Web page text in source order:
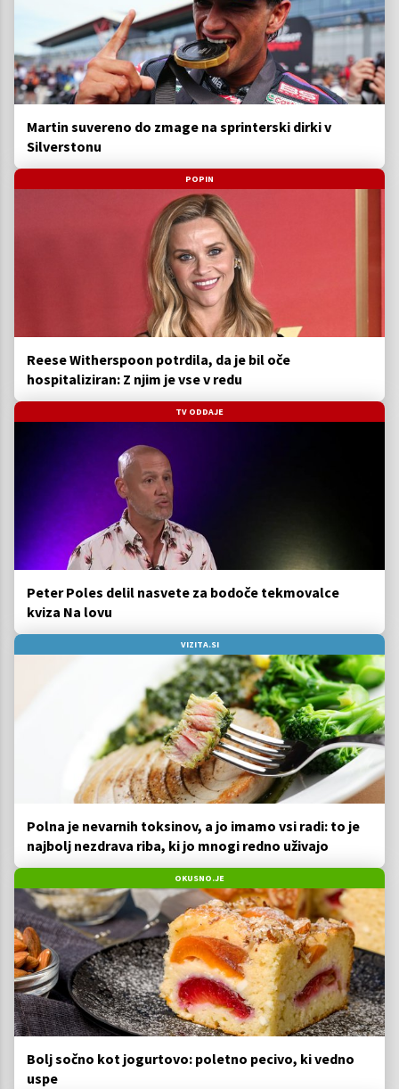
Martin suvereno do zmage na sprinterski dirki v
Silverstonu
POPIN
Reese Witherspoon potrdila, da je bil oče
hospitaliziran: Z njim je vse v redu
TV ODDAJE
Peter Poles delil nasvete za bodoče tekmovalce
kviza Na lovu
VIZITA.SI
Polna je nevarnih toksinov, a jo imamo vsi radi: to je
najbolj nezdrava riba, ki jo mnogi redno uživajo
OKUSNO.JE
Bolj sočno kot jogurtovo: poletno pecivo, ki vedno
uspe